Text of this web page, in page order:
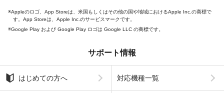
Appleのロゴ、App Storeは、米国もしくはその他の国や地域におけるApple Inc.の商標で
す。App Storeは、Apple Inc.のサービスマークです。
Google Play および Google Play ロゴは Google LLC の商標です。
サポート情報
はじめての方へ 対応機種一覧